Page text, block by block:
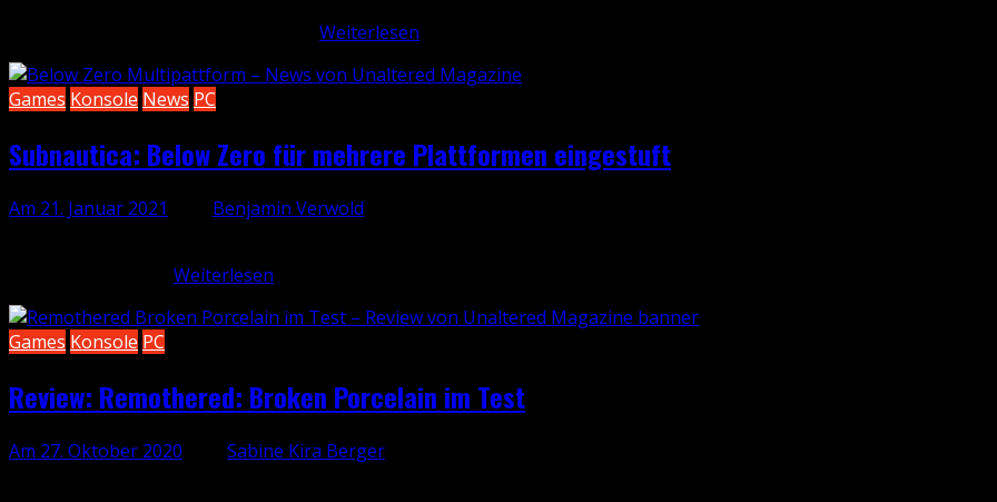
Weiterlesen
Games Konsole News PC
Subnautica: Below Zero für mehrere Plattformen eingestuft
Am 21. Januar 2021
Benjamin Verwold
Weiterlesen
Games Konsole PC
Review: Remothered: Broken Porcelain im Test
Am 27. Oktober 2020
Sabine Kira Berger